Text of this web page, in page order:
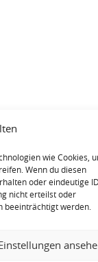
wie Cookies,
Wenn du diesen
oder eindeutige
nicht erteilst oder
beeinträchtigt werden.